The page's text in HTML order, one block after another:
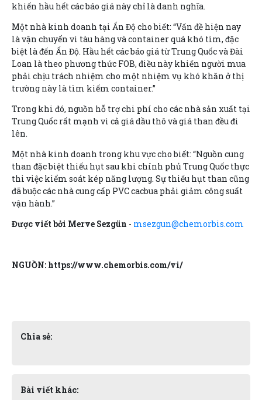
khiến hầu hết các báo giá này chỉ là danh nghĩa.
Một nhà kinh doanh tại Ấn Độ cho biết: “Vấn đề hiện nay
là vận chuyển vì tàu hàng và container quá khó tìm, đặc
biệt là đến Ấn Độ. Hầu hết các báo giá từ Trung Quốc và Đài
Loan là theo phương thức FOB, điều này khiến người mua
phải chịu trách nhiệm cho một nhiệm vụ khó khăn ở thị
trường này là tìm kiếm container.”
Trong khi đó, nguồn hỗ trợ chi phí cho các nhà sản xuất tại
Trung Quốc rất mạnh vì cả giá dầu thô và giá than đều đi
lên.
Một nhà kinh doanh trong khu vực cho biết: “Nguồn cung
than đặc biệt thiếu hụt sau khi chính phủ Trung Quốc thực
thi việc kiểm soát kép năng lượng. Sự thiếu hụt than cũng
đã buộc các nhà cung cấp PVC cacbua phải giảm công suất
vận hành.”
Được viết bởi Merve Sezgün - msezgun@chemorbis.com
NGUỒN: https://www.chemorbis.com/vi/
Chia sẻ:
Bài viết khác: